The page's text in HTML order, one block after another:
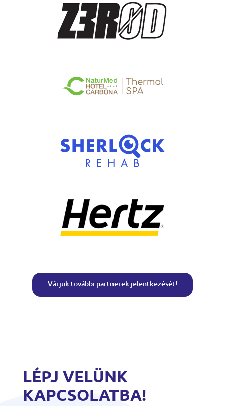
Várjuk további partnerek jelentkezését!
LÉPJ VELÜNK
KAPCSOLATBA!